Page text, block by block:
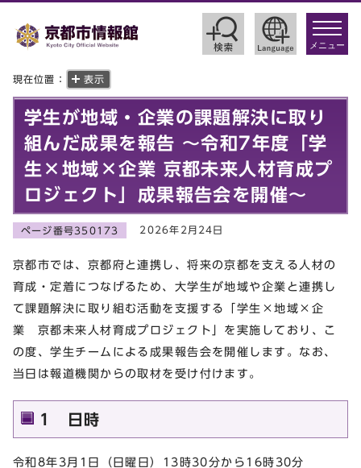
toggle
メニュー
現在位置： 表示
学生が地域・企業の課題解決に取り
組んだ成果を報告 ～令和7年度「学
生×地域×企業 京都未来人材育成プ
ロジェクト」成果報告会を開催～
ページ番号350173 2026年2月24日
京都市では、京都府と連携し、将来の京都を支える人材の
育成・定着につなげるため、大学生が地域や企業と連携し
て課題解決に取り組む活動を支援する「学生×地域×企
業 京都未来人材育成プロジェクト」を実施しており、こ
の度、学生チームによる成果報告会を開催します。なお、
当日は報道機関からの取材を受け付けます。
1 日時
令和8年3月1日（日曜日）13時30分から16時30分